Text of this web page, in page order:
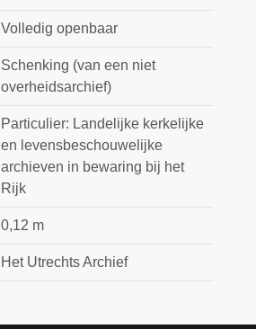
Volledig openbaar
Schenking (van een niet
overheidsarchief)
Particulier: Landelijke kerkelijke
en levensbeschouwelijke
archieven in bewaring bij het
Rijk
0,12 m
Het Utrechts Archief